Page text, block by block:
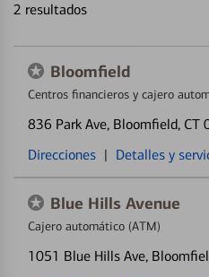
2 resultados
Bloomfield
Centros financieros y cajero
836 Park Ave, Bloomfield, CT
Direcciones | Detalles y
Blue Hills Avenue
Cajero automático (ATM)
1051 Blue Hills Ave,